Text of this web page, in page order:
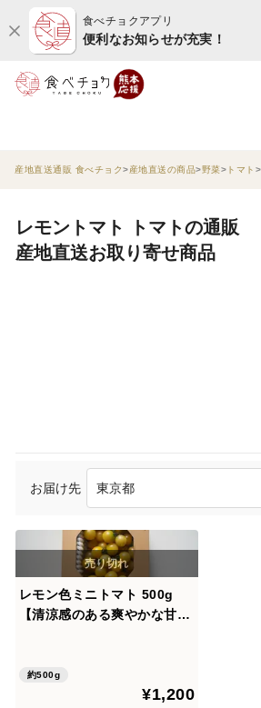
食べチョクアプリ
便利なお知らせが充実！
産地直送通販 食べチョク 産地直送の商品 野菜 トマト
レモントマト トマトの通販
産地直送お取り寄せ商品
お届け先
レモン色ミニトマト 500g
【清涼感のある爽やかな甘
約500g
¥1,200